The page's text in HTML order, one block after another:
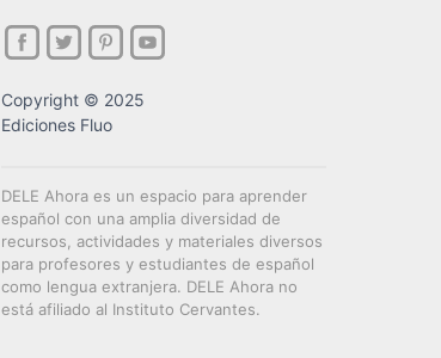
Copyright © 2025
Ediciones Fluo
DELE Ahora es un espacio para aprender
español con una amplia diversidad de
recursos, actividades y materiales diversos
para profesores y estudiantes de español
como lengua extranjera. DELE Ahora no
está afiliado al Instituto Cervantes.